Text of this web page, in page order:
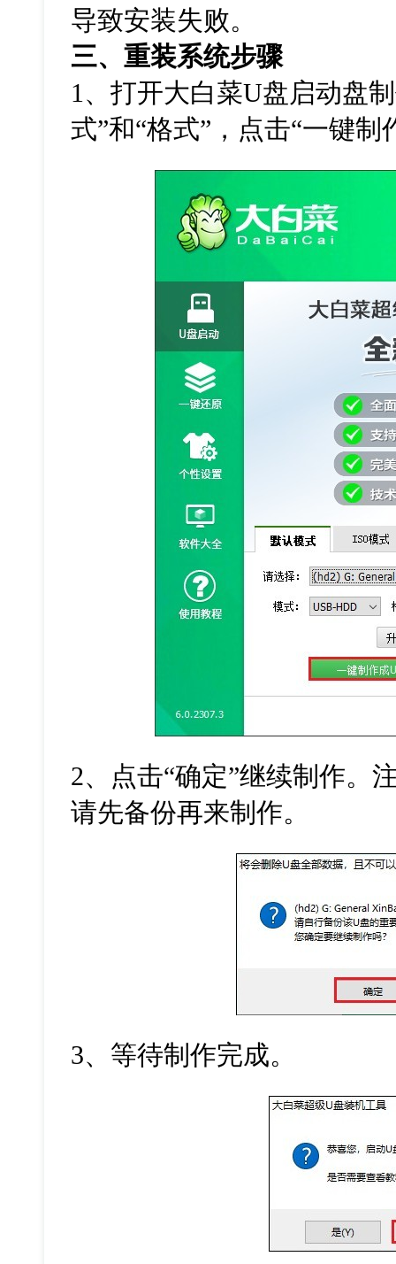
导致安装失败。
三、重装系统步骤
1 、打开大白菜U盘启动盘
式”和“格式” ，点击“一键制
2、点击“确定”继续制作。
请先备份再来制作。
3、等待制作完成。